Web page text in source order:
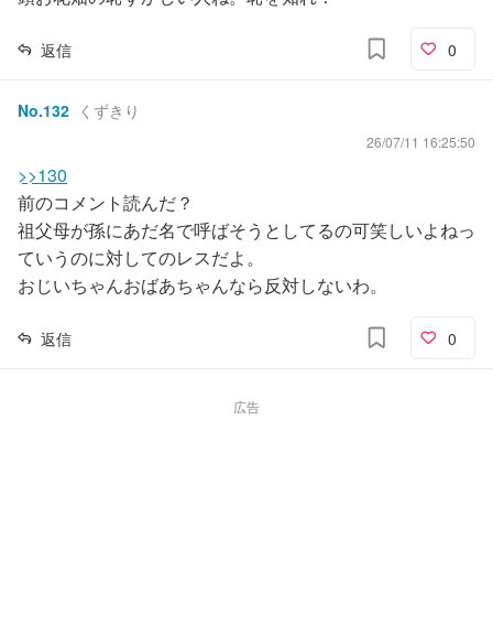
返信 0
No.132 くずきり
26/07/11 16:25:50
>>130
前のコメント読んだ？
祖父母が孫にあだ名で呼ばそうとしてるの可笑しいよねっ
ていうのに対してのレスだよ。
おじいちゃんおばあちゃんなら反対しないわ。
返信 0
広告